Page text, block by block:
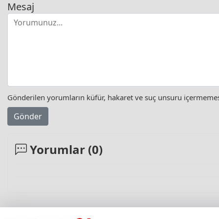
Mesaj
Gönderilen yorumların küfür, hakaret ve suç unsuru
Gönder
Yorumlar (0)